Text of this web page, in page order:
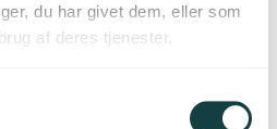
du har givet dem, eller som
af deres tjenester.